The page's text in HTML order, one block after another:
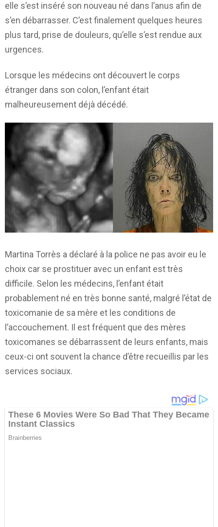
elle s’est inséré son nouveau né dans l’anus afin de
s’en débarrasser. C’est finalement quelques heures
plus tard, prise de douleurs, qu’elle s’est rendue aux
urgences.
Lorsque les médecins ont découvert le corps
étranger dans son colon, l’enfant était
malheureusement déjà décédé.
Martina Torrès a déclaré à la police ne pas avoir eu le
choix car se prostituer avec un enfant est très
difficile. Selon les médecins, l’enfant était
probablement né en très bonne santé, malgré l’état de
toxicomanie de sa mère et les conditions de
l’accouchement. Il est fréquent que des mères
toxicomanes se débarrassent de leurs enfants, mais
ceux-ci ont souvent la chance d’être recueillis par les
services sociaux.